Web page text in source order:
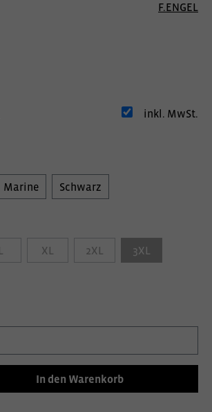
F.ENGEL
inkl. MwSt.
Marine Schwarz
XL 2XL 3XL
In den Warenkorb